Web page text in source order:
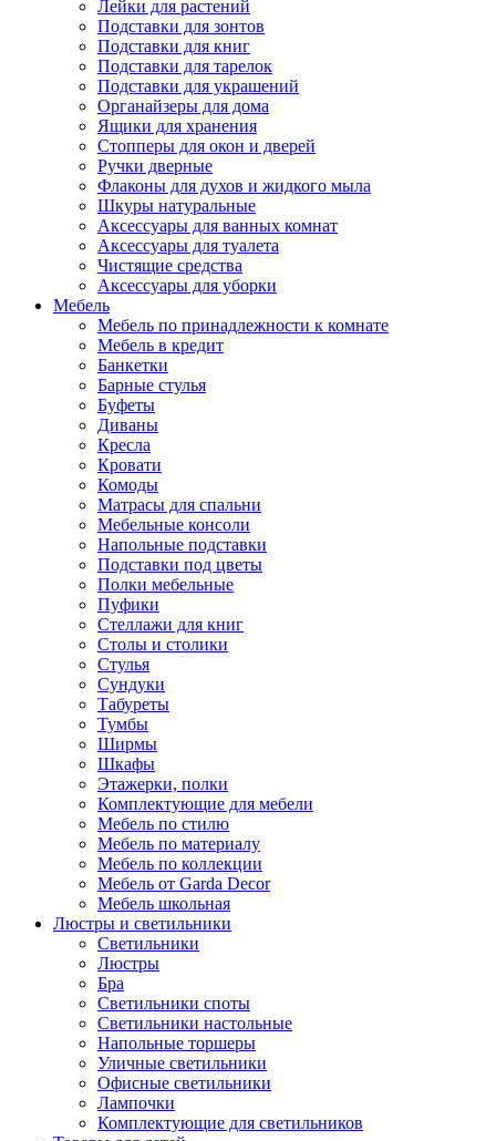
Лейки для растений
Подставки для зонтов
Подставки для книг
Подставки для тарелок
Подставки для украшений
Органайзеры для дома
Ящики для хранения
Стопперы для окон и дверей
Ручки дверные
Флаконы для духов и жидкого мыла
Шкуры натуральные
Аксессуары для ванных комнат
Аксессуары для туалета
Чистящие средства
Аксессуары для уборки
Мебель
Мебель по принадлежности к комнате
Мебель в кредит
Банкетки
Барные стулья
Буфеты
Диваны
Кресла
Кровати
Комоды
Матрасы для спальни
Мебельные консоли
Напольные подставки
Подставки под цветы
Полки мебельные
Пуфики
Стеллажи для книг
Столы и столики
Стулья
Сундуки
Табуреты
Тумбы
Ширмы
Шкафы
Этажерки, полки
Комплектующие для мебели
Мебель по стилю
Мебель по материалу
Мебель по коллекции
Мебель от Garda Decor
Мебель школьная
Люстры и светильники
Светильники
Люстры
Бра
Светильники споты
Светильники настольные
Напольные торшеры
Уличные светильники
Офисные светильники
Лампочки
Комплектующие для светильников